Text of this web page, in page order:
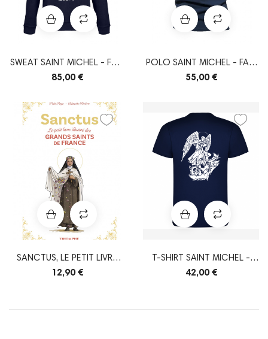
SWEAT SAINT MICHEL - FAIT
EN FRANCE
85,00 €
POLO SAINT MICHEL - FAIT
EN FRANCE
55,00 €
SANCTUS, LE PETIT LIVRE
ILLUSTRÉ DES...
12,90 €
T-SHIRT SAINT MICHEL -
FAIT EN FRANCE
42,00 €